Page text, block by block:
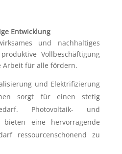
Entwicklung
und nachhaltiges
Vollbeschäftigung
Arbeit für alle fördern.
und Elektrifizierung
sorgt für einen stetig
Photovoltaik- und
bieten eine hervorragende
ressourcenschonend zu